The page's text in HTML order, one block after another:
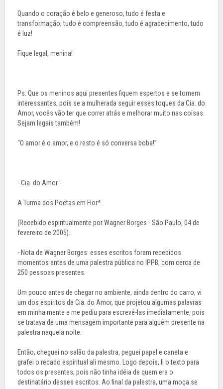
Quando o coração é belo e generoso, tudo é festa e
transformação; tudo é compreensão, tudo é agradecimento, tudo
é luz!
Fique legal, menina!
Ps: Que os meninos aqui presentes fiquem espertos e se tornem
interessantes, pois se a mulherada seguir esses toques da Cia. do
Amor, vocês vão ter que correr atrás e melhorar muito nas coisas.
Sejam legais também!
“O amor é o amor, e o resto é só conversa boba!”
- Cia. do Amor -
A Turma dos Poetas em Flor*.
(Recebido espiritualmente por Wagner Borges - São Paulo, 04 de
fevereiro de 2005).
- Nota de Wagner Borges: esses escritos foram recebidos
momentos antes de uma palestra pública no IPPB, com cerca de
250 pessoas presentes.
Um pouco antes de chegar no ambiente, ainda dentro do carro, vi
um dos espíritos da Cia. do Amor, que projetou algumas palavras
em minha mente e me pediu para escrevê-las imediatamente, pois
se tratava de uma mensagem importante para alguém presente na
palestra naquela noite.
Então, cheguei no salão da palestra, peguei papel e caneta e
grafei o recado espiritual ali mesmo. Logo depois, li o texto para
todos os presentes, pois não tinha idéia de quem era o
destinatário desses escritos. Ao final da palestra, uma moça se